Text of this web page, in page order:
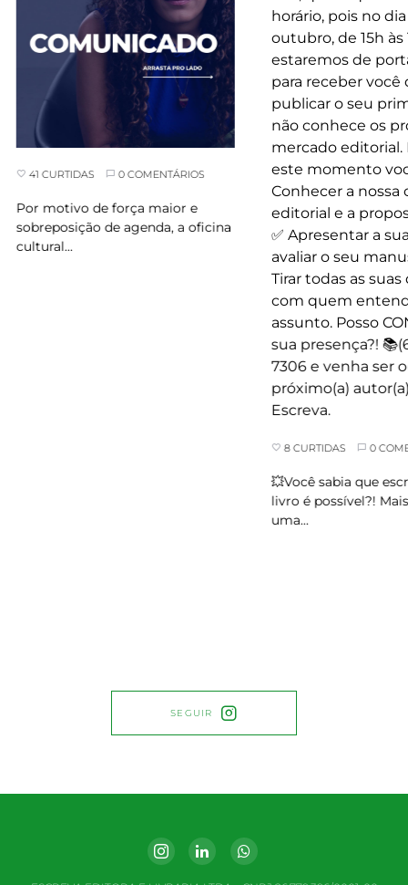
41 CURTIDAS 0 COMENTÁRIOS
Por motivo de força maior e
sobreposição de agenda, a oficina
cultural…
8 CURTIDAS 0
💥Você sabia que
livro é possível?! Mais
uma…
SEGUIR